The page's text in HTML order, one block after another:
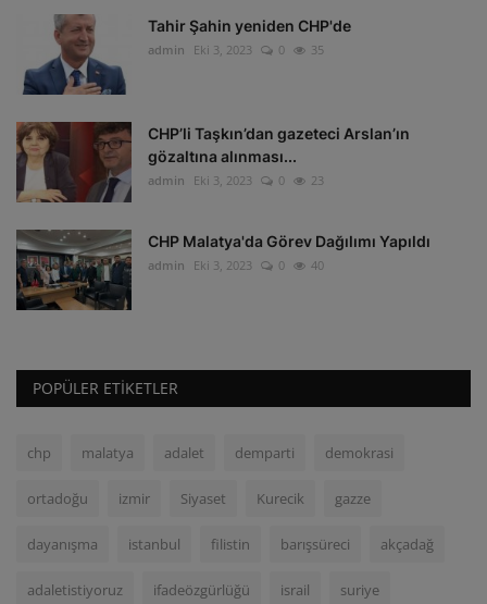
Tahir Şahin yeniden CHP'de
admin Eki 3, 2023 0 35
CHP’li Taşkın’dan gazeteci Arslan’ın
gözaltına alınması...
admin Eki 3, 2023 0 23
CHP Malatya'da Görev Dağılımı Yapıldı
admin Eki 3, 2023 0 40
POPÜLER ETIKETLER
chp malatya adalet demparti demokrasi
ortadoğu izmir Siyaset Kurecik gazze
dayanışma istanbul filistin barışsüreci akçadağ
adaletistiyoruz ifadeözgürlüğü israil suriye